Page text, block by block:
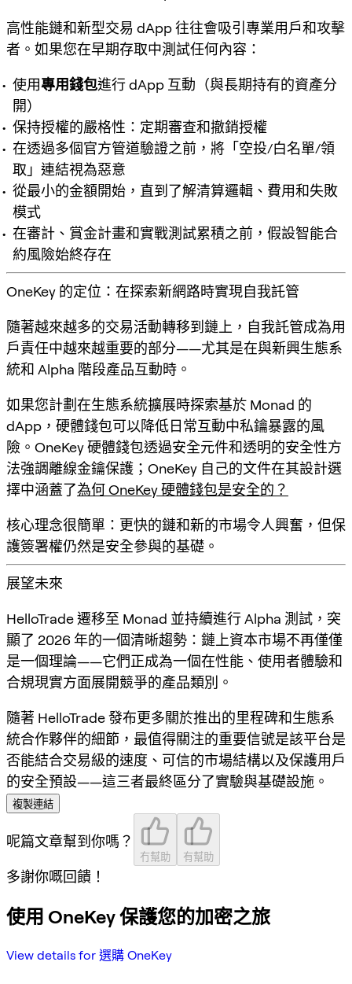
高性能鏈和新型交易 dApp 往往會吸引專業用戶和攻擊
者。如果您在早期存取中測試任何內容：
使用專用錢包進行 dApp 互動（與長期持有的資產分
開）
保持授權的嚴格性：定期審查和撤銷授權
在透過多個官方管道驗證之前，將「空投/白名單/領
取」連結視為惡意
從最小的金額開始，直到了解清算邏輯、費用和失敗
模式
在審計、賞金計畫和實戰測試累積之前，假設智能合
約風險始終存在
OneKey 的定位：在探索新網路時實現自我託管
隨著越來越多的交易活動轉移到鏈上， 自我託管成為用
戶責任中越來越重要的部分——尤其是在與新興生態系
統和 Alpha 階段產品互動時。
如果您計劃在生態系統擴展時探索基於 Monad 的
dApp，硬體錢包可以降低日常互動中私鑰暴露的風
險。OneKey 硬體錢包透過安全元件和透明的安全性方
法強調離線金鑰保護；OneKey 自己的文件在其設計選
擇中涵蓋了為何 OneKey 硬體錢包是安全的？
核心理念很簡單：更快的鏈和新的市場令人興奮，但保
護簽署權仍然是安全參與的基礎。
展望未來
HelloTrade 遷移至 Monad 並持續進行 Alpha 測試，突
顯了 2026 年的一個清晰趨勢： 鏈上資本市場不再僅僅
是一個理論——它們正成為一個在性能、使用者體驗和
合規現實方面展開競爭的產品類別。
隨著 HelloTrade 發布更多關於推出的里程碑和生態系
統合作夥伴的細節，最值得關注的重要信號是該平台是
否能結合交易級的速度 、 可信的市場結構以及保護用戶
的安全預設——這三者最終區分了實驗與基礎設施。
複製連結
呢篇文章幫到你嗎？
冇幫助 有幫助
多謝你嘅回饋！
使用 OneKey 保護您的加密之旅
View details for 選購 OneKey